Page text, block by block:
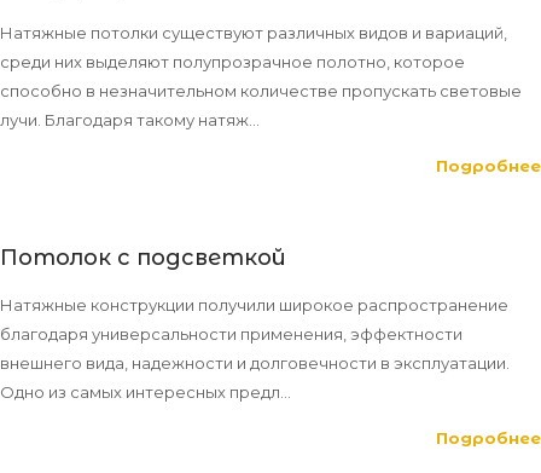
Натяжные потолки существуют различных видов и вариаций,
среди них выделяют полупрозрачное полотно, которое
способно в незначительном количестве пропускать световые
лучи. Благодаря такому натяж...
Подробнее
Потолок с подсветкой
Натяжные конструкции получили широкое распространение
благодаря универсальности применения, эффектности
внешнего вида, надежности и долговечности в эксплуатации.
Одно из самых интересных предл...
Подробнее